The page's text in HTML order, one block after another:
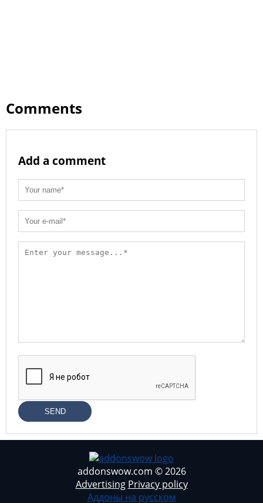
Comments
Add a comment
SEND
addonswow.com © 2026
Advertising Privacy policy
Аддоны на русском